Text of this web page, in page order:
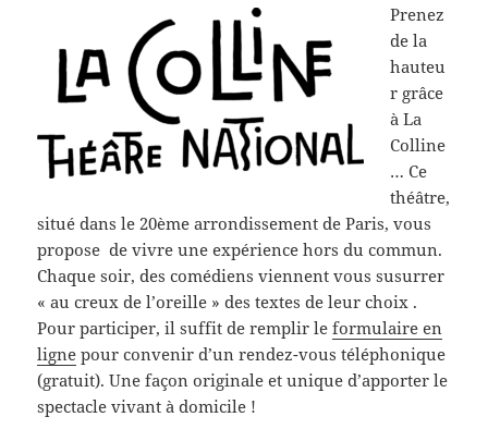
Prenez
de la
hauteu
r grâce
à La
Colline
… Ce
théâtre,
situé dans le 20ème arrondissement de Paris, vous
propose de vivre une expérience hors du commun.
Chaque soir, des comédiens viennent vous susurrer
« au creux de l’oreille » des textes de leur choix .
Pour participer, il suffit de remplir leformulaire en
ligne pour convenir d’un rendez-vous téléphonique
(gratuit). Une façon originale et unique d’apporter le
spectacle vivant à domicile !